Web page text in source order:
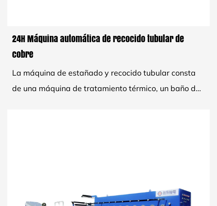
24H Máquina automática de recocido tubular de
cobre
La máquina de estañado y recocido tubular consta
de una máquina de tratamiento térmico, un baño de